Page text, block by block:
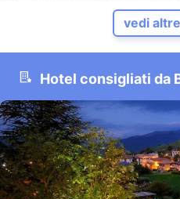
Soggiorni Benessere
Arabba - Dolomiti - Sellaronda
I prezzi si intendono a persona,
mezza pensione (prezzi validi
vedi
Hotel consigliati da